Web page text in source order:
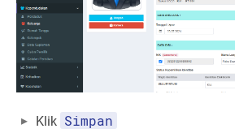
Klik Simpan